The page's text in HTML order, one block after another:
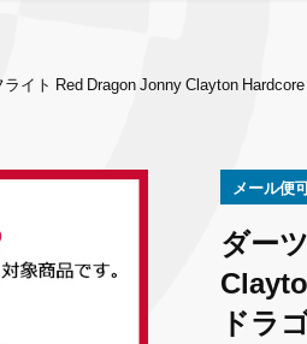
ライト Red Dragon Jonny Clayton
メール便
ダー
ドラ